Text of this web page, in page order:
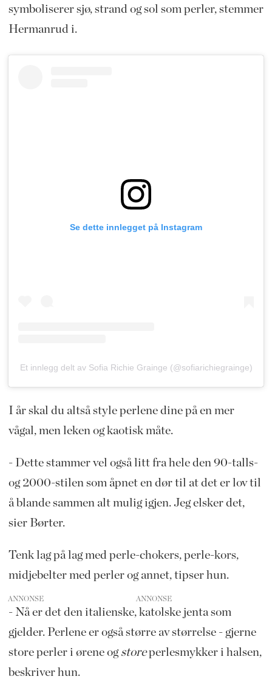
symboliserer sjø, strand og sol som perler, stemmer
Hermanrud i.
Se dette innlegget på Instagram
Et innlegg delt av Sofia Richie Grainge (@sofiarichiegrainge)
I år skal du altså style perlene dine på en mer
vågal, men leken og kaotisk måte.
- Dette stammer vel også litt fra hele den 90-talls-
og 2000-stilen som åpnet en dør til at det er lov til
å blande sammen alt mulig igjen. Jeg elsker det,
sier Børter.
Tenk lag på lag med perle-chokers, perle-kors,
midjebelter med perler og annet, tipser hun.
ANNONSE
- Nå er det den italienske, katolske jenta som
gjelder. Perlene er også større av størrelse - gjerne
store perler i ørene og storeperlesmykker i halsen,
beskriver hun.